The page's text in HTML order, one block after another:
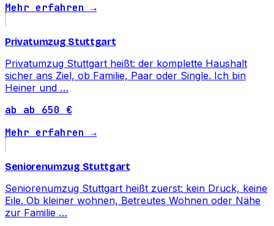
Mehr erfahren →
Privatumzug Stuttgart
Privatumzug Stuttgart heißt: der komplette Haushalt
sicher ans Ziel, ob Familie, Paar oder Single. Ich bin
Heiner und …
ab ab 650 €
Mehr erfahren →
Seniorenumzug Stuttgart
Seniorenumzug Stuttgart heißt zuerst: kein Druck, keine
Eile. Ob kleiner wohnen, Betreutes Wohnen oder Nähe
zur Familie …